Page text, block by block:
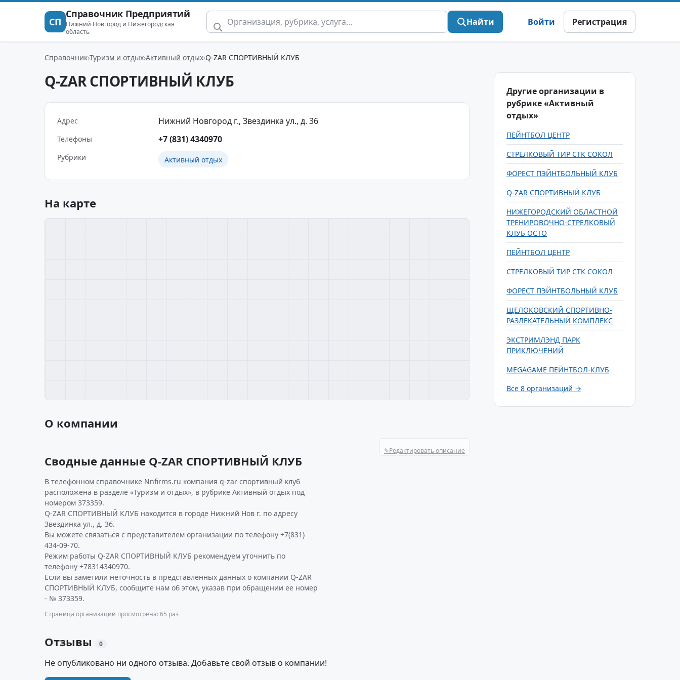
СП
Справочник Предприятий
Нижний Новгород и Нижегородская
область
Найти Войти Регистрация
Справочник Туризм и отдых Активный отдых Q-ZAR СПОРТИВНЫЙ КЛУБ
Q-ZAR СПОРТИВНЫЙ КЛУБ
Адрес Нижний Новгород г., Звездинка ул., д. 36
Телефоны +7 (831) 4340970
Рубрики Активный отдых
На карте
О компании
✎Редактировать описание
Сводные данные Q-ZAR СПОРТИВНЫЙ КЛУБ
В телефонном справочнике Nnfirms.ru компания q-zar спортивный клуб
расположена в разделе «Туризм и отдых», в рубрике Активный отдых под
номером 373359.
Q-ZAR СПОРТИВНЫЙ КЛУБ находится в городе Нижний Нов г. по адресу
Звездинка ул., д. 36.
Вы можете связаться с представителем организации по телефону +7(831)
434-09-70.
Режим работы Q-ZAR СПОРТИВНЫЙ КЛУБ рекомендуем уточнить по
телефону +78314340970.
Если вы заметили неточность в представленных данных о компании Q-ZAR
СПОРТИВНЫЙ КЛУБ, сообщите нам об этом, указав при обращении ее номер
- № 373359.
Страница организации просмотрена: 65 раз
Отзывы 0
Не опубликовано ни одного отзыва. Добавьте свой отзыв о компании!
Другие организации в
рубрике «Активный
отдых»
ПЕЙНТБОЛ ЦЕНТР
СТРЕЛКОВЫЙ ТИР СТК СОКОЛ
ФОРЕСТ ПЭЙНТБОЛЬНЫЙ КЛУБ
Q-ZAR СПОРТИВНЫЙ КЛУБ
НИЖЕГОРОДСКИЙ ОБЛАСТНОЙ
ТРЕНИРОВОЧНО-СТРЕЛКОВЫЙ
КЛУБ ОСТО
ПЕЙНТБОЛ ЦЕНТР
СТРЕЛКОВЫЙ ТИР СТК СОКОЛ
ФОРЕСТ ПЭЙНТБОЛЬНЫЙ КЛУБ
ЩЕЛОКОВСКИЙ СПОРТИВНО-
РАЗЛЕКАТЕЛЬНЫЙ КОМПЛЕКС
ЭКСТРИМЛЭНД ПАРК
ПРИКЛЮЧЕНИЙ
MEGAGAME ПЕЙНТБОЛ-КЛУБ
Все 8 организаций →